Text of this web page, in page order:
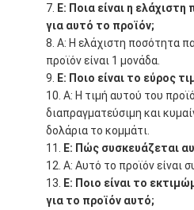
Ε: Ποια είναι η
για αυτό το προϊόν;
Α: Η ελάχιστη ποσότητα
προϊόν είναι 1 μονάδα.
Ε: Ποιο είναι το εύρος
Α: Η τιμή αυτού του
διαπραγματεύσιμη και
δολάρια το κομμάτι.
Ε: Πώς συσκευάζεται
Α: Αυτό το προϊόν είναι
Ε: Ποιο είναι το
για το προϊόν αυτό;